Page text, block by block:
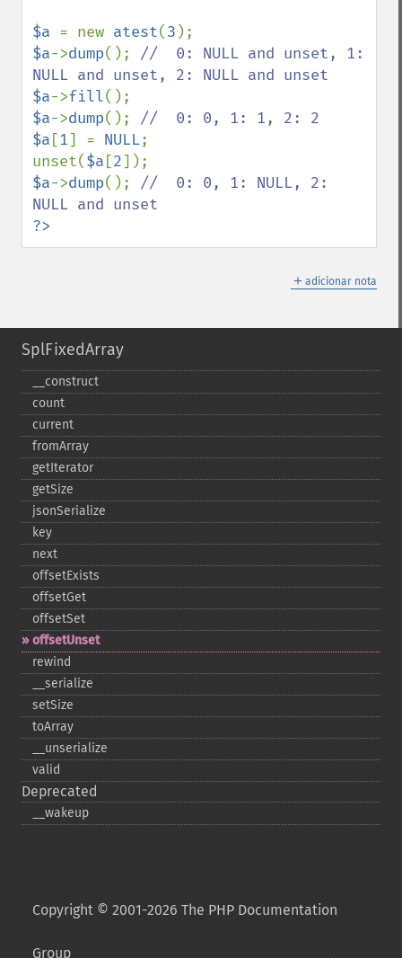
$a = new atest(3
$a->dump(); //  0: NULL and unset, 1:
$a->fill
$a->dump();
$a [1] = NULL;
unset($a [2
$a->dump(); //  0: 0, 1: NULL, 2:
?>
＋ adicionar nota
SplFixedArray
_​_​construct
count
current
fromArray
getIterator
getSize
jsonSerialize
key
next
offsetExists
offsetGet
offsetSet
offsetUnset
rewind
_​_​serialize
setSize
toArray
_​_​unserialize
valid
Deprecated
_​_​wakeup
Copyright © 2001-2026 The PHP Documentation
Group